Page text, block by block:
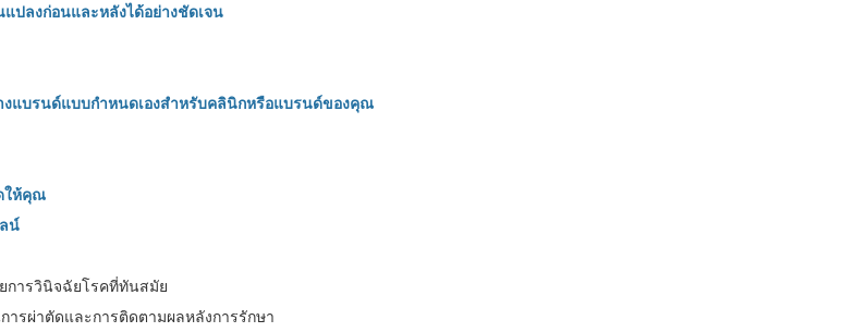
ปลงก่อนและหลังได้อย่างชัดเจน
แบรนด์แบบกำหนดเองสำหรับคลินิกหรือแบรนด์ของคุณ
ให้คุณ
น์
การวินิจฉัยโรคที่ทันสมัย
ารผ่าตัดและการติดตามผลหลังการรักษา